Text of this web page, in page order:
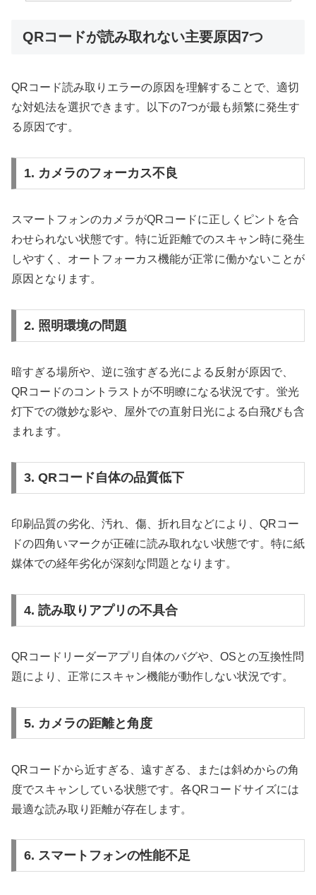
QRコードが読み取れない主要原因7つ
QRコード読み取りエラーの原因を理解することで、適切
な対処法を選択できます。以下の7つが最も頻繁に発生す
る原因です。
1. カメラのフォーカス不良
スマートフォンのカメラがQRコードに正しくピントを合
わせられない状態です。特に近距離でのスキャン時に発生
しやすく、オートフォーカス機能が正常に働かないことが
原因となります。
2. 照明環境の問題
暗すぎる場所や、逆に強すぎる光による反射が原因で、
QRコードのコントラストが不明瞭になる状況です。蛍光
灯下での微妙な影や、屋外での直射日光による白飛びも含
まれます。
3. QRコード自体の品質低下
印刷品質の劣化、汚れ、傷、折れ目などにより、QRコー
ドの四角いマークが正確に読み取れない状態です。特に紙
媒体での経年劣化が深刻な問題となります。
4. 読み取りアプリの不具合
QRコードリーダーアプリ自体のバグや、OSとの互換性問
題により、正常にスキャン機能が動作しない状況です。
5. カメラの距離と角度
QRコードから近すぎる、遠すぎる、または斜めからの角
度でスキャンしている状態です。各QRコードサイズには
最適な読み取り距離が存在します。
6. スマートフォンの性能不足